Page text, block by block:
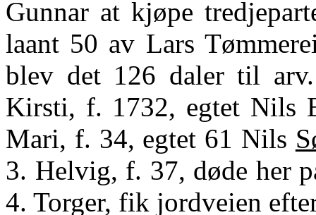
Gunnar at kjøpe
laant 50 av Lars
blev det 126 daler til
Kirsti, f. 1732, egtet Nils
Mari, f. 34, egtet 61 Nils
3. Helvig, f. 37, døde her
4. Torger, fik jordveien